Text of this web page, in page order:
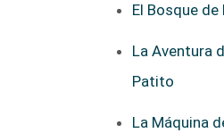
El Bosque
La Aventura
Patito
La Máquina